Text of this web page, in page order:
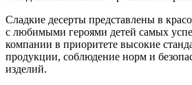
Сладкие десерты представлены в
с любимыми героями детей самых
компании в приоритете высокие
продукции, соблюдение норм и
изделий.